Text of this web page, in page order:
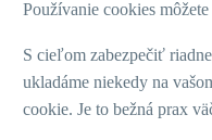
Používanie cookies
S cieľom zabezpečiť
ukladáme niekedy na
cookie. Je to bežná prax